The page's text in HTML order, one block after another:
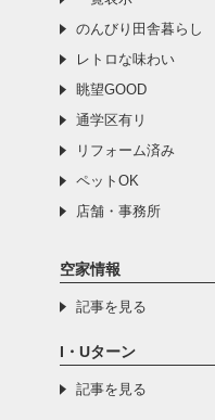
のんびり田舎暮らし
レトロな味わい
眺望GOOD
通学区有リ
リフォーム済み
ペットOK
店舗・事務所
空家情報
記事を見る
I・Uターン
記事を見る